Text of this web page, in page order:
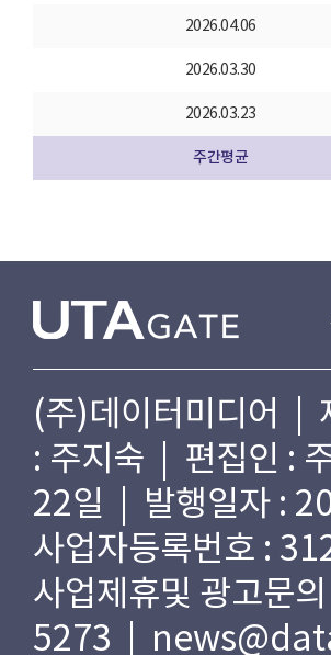
2026.04.06
2026.03.30
2026.03.23
주간평균
(주)데이터미디어 |
: 주지숙 | 편집인 :
22일 | 발행일자 :
사업자등록번호 :
사업제휴및 광고문
5273 |